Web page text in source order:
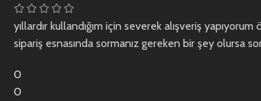
yıllardır kullandığım için severek alışveriş
sipariş esnasında sormanız gereken bir şey olursa
0
0